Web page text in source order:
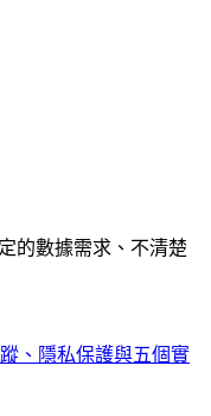
的數據需求、不清楚
、隱私保護與五個實